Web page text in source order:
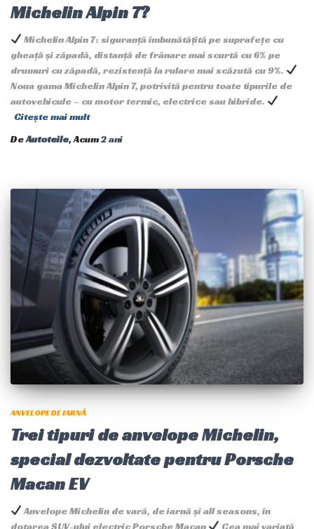
Michelin Alpin 7?
Michelin Alpin 7: siguranță îmbunătățită pe suprafețe cu
gheață și zăpadă, distanță de frânare mai scurtă cu 6% pe
drumuri cu zăpadă, rezistență la rulare mai scăzută cu 9%.
Noua gama Michelin Alpin 7, potrivită pentru toate tipurile de
autovehicule – cu motor termic, electrice sau hibride.
Citește mai mult
DeAutoteile, Acum2 ani
ANVELOPE DE IARNĂ
Trei tipuri de anvelope Michelin,
special dezvoltate pentru Porsche
Macan EV
Anvelope Michelin de vară, de iarnă și all seasons, în
dotarea SUV-ului electric Porsche Macan
Cea mai variată